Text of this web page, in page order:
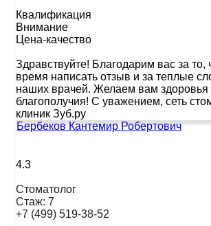
Квалификация
Внимание
Цена-качество
Здравствуйте! Благодарим вас за то,
время написать отзыв и за теплые
наших врачей. Желаем вам здоровья
благополучия! С уважением, сеть
клиник Зуб.ру
Бербеков Кантемир Робертович
4.3
Стоматолог
Стаж: 7
+7 (499) 519-38-52